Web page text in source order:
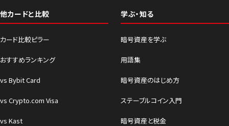
他カードと比較
カード比較ピラー
おすすめランキング
vs Bybit Card
vs Crypto.com Visa
vs Kast
学ぶ・知る
暗号資産を学ぶ
用語集
暗号資産のはじめ方
ステーブルコイン入門
暗号資産と税金